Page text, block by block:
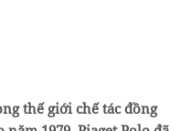
thế giới chế tác đồng